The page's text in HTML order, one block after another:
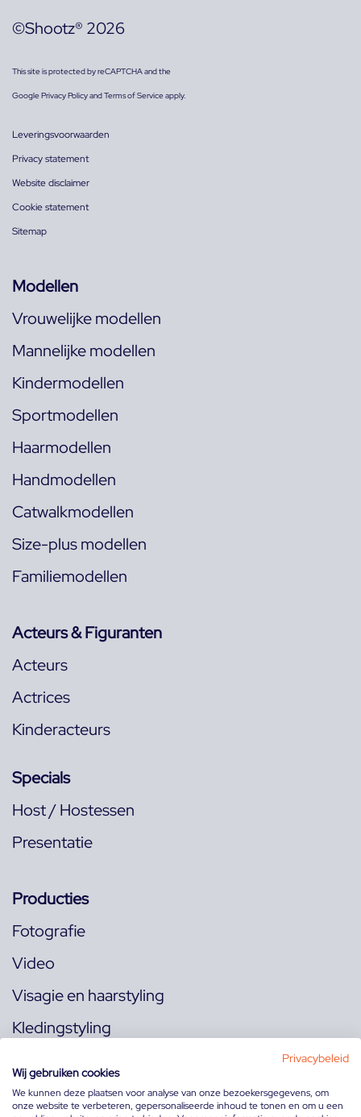
©Shootz® 2026
This site is protected by reCAPTCHA and the
GooglePrivacy PolicyandTerms of Serviceapply.
Leveringsvoorwaarden
Privacy statement
Website disclaimer
Cookie statement
Sitemap
Modellen
Vrouwelijke modellen
Mannelijke modellen
Kindermodellen
Sportmodellen
Haarmodellen
Handmodellen
Catwalkmodellen
Size-plus modellen
Familiemodellen
Acteurs & Figuranten
Acteurs
Actrices
Kinderacteurs
Specials
Host / Hostessen
Presentatie
Producties
Fotografie
Video
Visagie en haarstyling
Kledingstyling
Privacybeleid
Wij gebruiken cookies
We kunnen deze plaatsen voor analyse van onze bezoekersgegevens, om
onze website te verbeteren, gepersonaliseerde inhoud te tonen en om u een